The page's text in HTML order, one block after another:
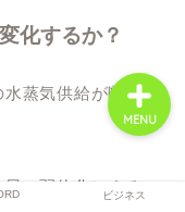
化するか？
蒸気供給が断たれ
の弱体化）するこ
ビジネス
MENU